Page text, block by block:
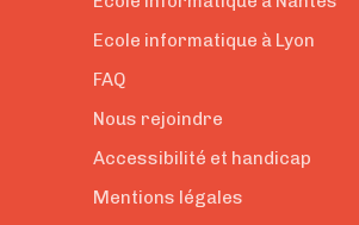
Ecole informatique à Lyon
FAQ
Nous rejoindre
Accessibilité et handicap
Mentions légales